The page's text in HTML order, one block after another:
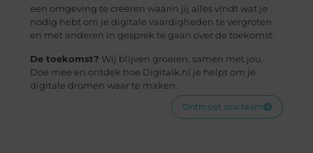
een omgeving te creëren waarin jij alles vindt wat je
nodig hebt om je digitale vaardigheden te vergroten
en met anderen in gesprek te gaan over de toekomst.
De toekomst? Wij blijven groeien, samen met jou.
Doe mee en ontdek hoe Digitalk.nl je helpt om je
digitale dromen waar te maken.
Ontmoet ons team